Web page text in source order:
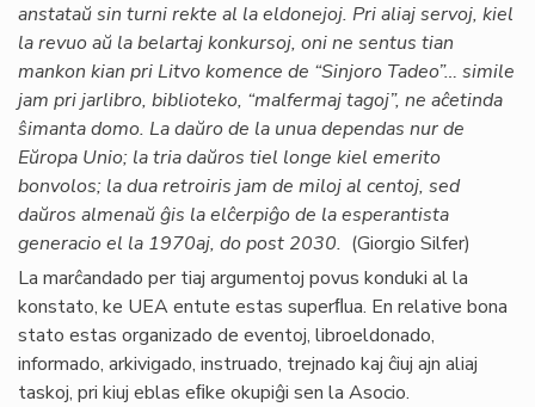
anstataŭ sin turni rekte al la eldonejoj. Pri aliaj servoj, kiel
la revuo aŭ la belartaj konkursoj, oni ne sentus tian
mankon kian pri Litvo komence de “Sinjoro Tadeo”… simile
jam pri jarlibro, biblioteko, “malfermaj tagoj”, ne aĉetinda
ŝimanta domo. La daŭro de la unua dependas nur de
Eŭropa Unio; la tria daŭros tiel longe kiel emerito
bonvolos; la dua retroiris jam de miloj al centoj, sed
daŭros almenaŭ ĝis la elĉerpiĝo de la esperantista
generacio el la 1970aj, do post 2030. (Giorgio Silfer)
La marĉandado per tiaj argumentoj povus konduki al la
konstato, ke UEA entute estas superﬂua. En relative bona
stato estas organizado de eventoj, libroeldonado,
informado, arkivigado, instruado, trejnado kaj ĉiuj ajn aliaj
taskoj, pri kiuj eblas eﬁke okupiĝi sen la Asocio.